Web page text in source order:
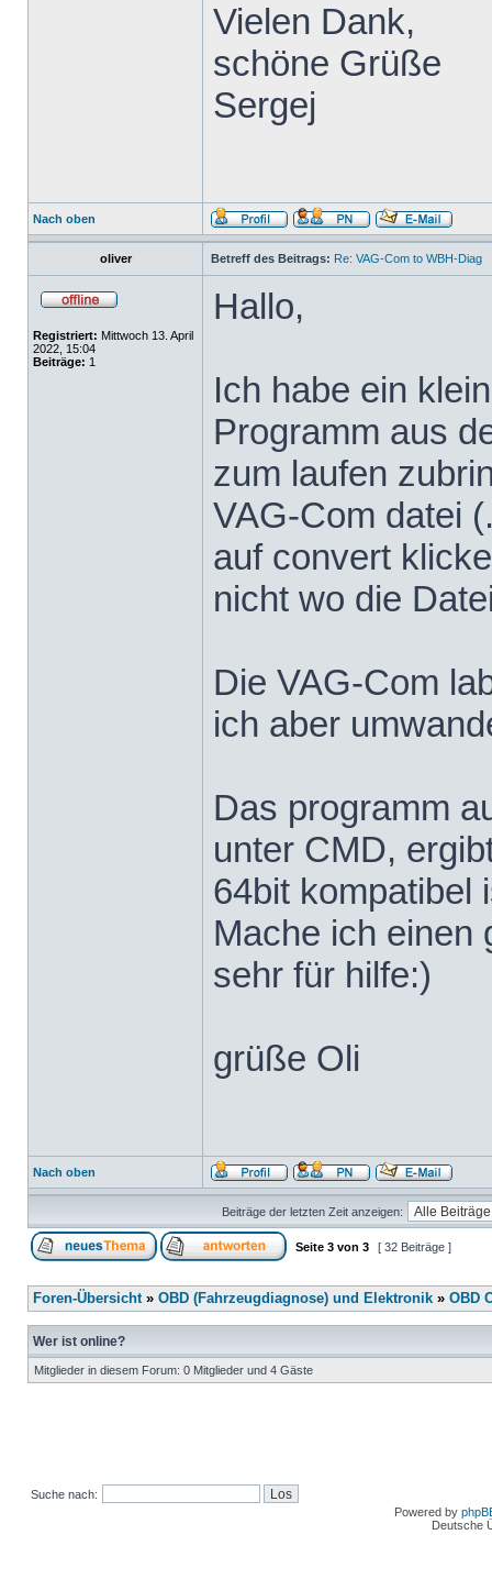
Vielen Dank,
schöne Grüße
Sergej
Nach oben
oliver Betreff des Beitrags: Re: VAG-Com to WBH-Diag
Registriert: Mittwoch 13. April
2022, 15:04
Beiträge: 1
Hallo,
Ich habe ein
Programm aus
zum laufen
VAG-Com datei
auf convert
nicht wo die
Die VAG-Com
ich aber
Das programm
unter CMD,
64bit kompatibel
Mache ich einen
sehr für hilfe:)
grüße Oli
Nach oben
Beiträge der letzten Zeit anzeigen:
Seite 3 von 3 [ 32 Beiträge ]
Foren-Übersicht» OBD (Fahrzeugdiagnose) und Elektronik » OBD
Wer ist online?
Mitglieder in diesem Forum: 0 Mitglieder und 4 Gäste
Suche nach:
Powered by
Deutsche